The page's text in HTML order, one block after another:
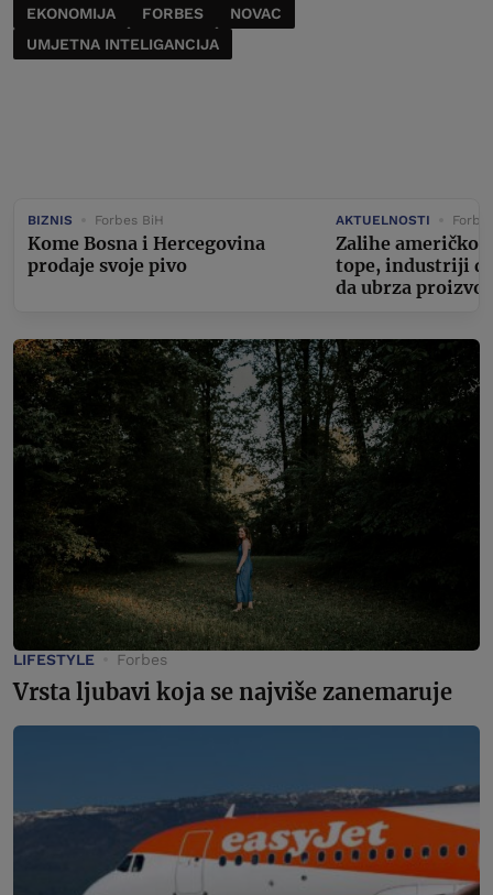
EKONOMIJA FORBES
NOVAC
UMJETNA INTELIGANCIJA
BIZNIS Forbes BiH
Kome Bosna i Hercegovina
prodaje svoje pivo
AKTUELNOSTI
Zalihe američkog
tope, industriji
da ubrza
LIFESTYLE Forbes
Vrsta ljubavi koja se najviše zanemaruje